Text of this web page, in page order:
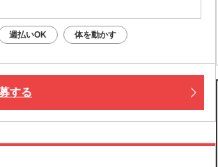
週払いOK 体を動かす
する